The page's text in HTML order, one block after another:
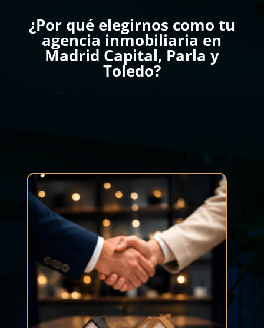
¿Por qué elegirnos como tu
agencia inmobiliaria en
Madrid Capital, Parla y
Toledo?